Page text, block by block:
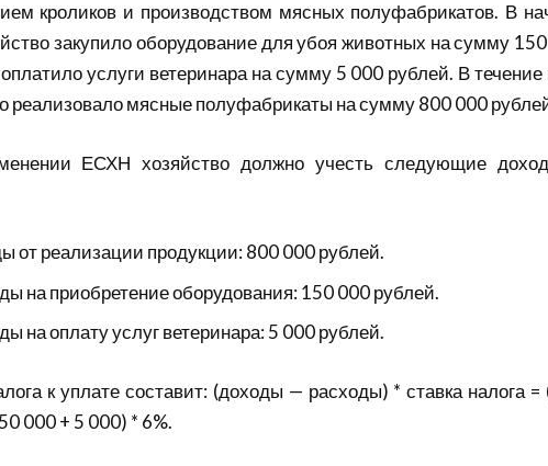
кроликов и производством мясных полуфабрикатов. В
закупило оборудование для убоя животных на сумму
услуги ветеринара на сумму 5 000 рублей. В течение
реализовало мясные полуфабрикаты на сумму 800 000
ЕСХН хозяйство должно учесть следующие
от реализации продукции: 800 000 рублей.
на приобретение оборудования: 150 000 рублей.
на оплату услуг ветеринара: 5 000 рублей.
к уплате составит: (доходы — расходы) * ставка налога =
000 + 5 000) * 6%.